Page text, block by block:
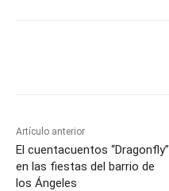
Artículo anterior
El cuentacuentos “Dragonfly”
en las fiestas del barrio de
los Ángeles